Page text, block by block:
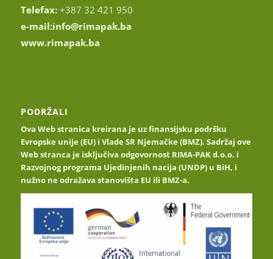
Telefax: +387 32 421 950
e-mail:info@rimapak.ba
www.rimapak.ba
PODRŽALI
Ova Web stranica kreirana je uz finansijsku podršku
Evropske unije (EU) i Vlade SR Njemačke (BMZ). Sadržaj ove
Web stranca je isključiva odgovornost RIMA-PAK d.o.o. i
Razvojnog programa Ujedinjenih nacija (UNDP) u BiH, i
nužno ne odražava stanovišta EU ili BMZ-a.